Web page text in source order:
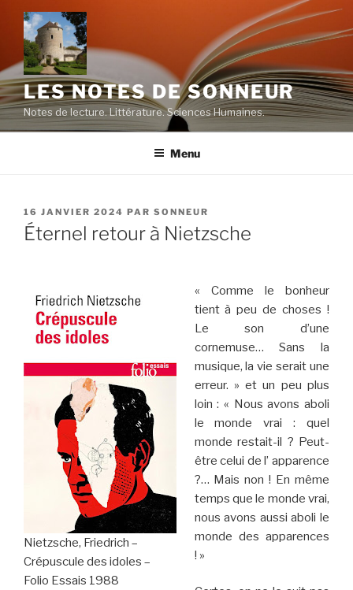
contenu
principal
LES NOTES DE SONNEUR
Notes de lecture. Littérature. Sciences Humaines.
Menu
PUBLIÉ
LE
16 JANVIER 2024 PAR SONNEUR
Éternel retour à Nietzsche
Nietzsche, Friedrich –
Crépuscule des idoles –
Folio Essais 1988
« Comme le bonheur
tient à peu de choses !
Le son d’une
cornemuse… Sans la
musique, la vie serait une
erreur. » et un peu plus
loin : « Nous avons aboli
le monde vrai : quel
monde restait-il ? Peut-
être celui de l’ apparence
?… Mais non ! En même
temps que le monde vrai,
nous avons aussi aboli le
monde des apparences
! »